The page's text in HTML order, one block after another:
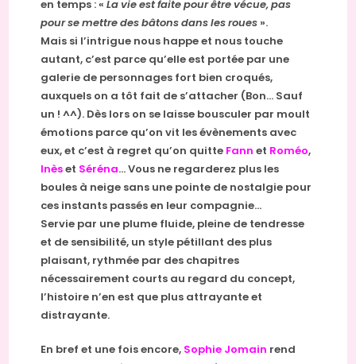
en temps : «La vie est faite pour être vécue, pas
pour se mettre des bâtons dans les roues ».
Mais si l’intrigue nous happe et nous touche
autant, c’est parce qu’elle est portée par une
galerie de personnages fort bien croqués,
auxquels on a tôt fait de s’attacher (Bon… Sauf
un ! ^^). Dès lors on se laisse bousculer par moult
émotions parce qu’on vit les évènements avec
eux, et c’est à regret qu’on quitte Fann et Roméo,
Inèset Séréna… Vous ne regarderez plus les
boules à neige sans une pointe de nostalgie pour
ces instants passés en leur compagnie…
Servie par une plume fluide, pleine de tendresse
et de sensibilité, un style pétillant des plus
plaisant, rythmée par des chapitres
nécessairement courts au regard du concept,
l’histoire n’en est que plus attrayante et
distrayante.
En bref et une fois encore, Sophie Jomain rend